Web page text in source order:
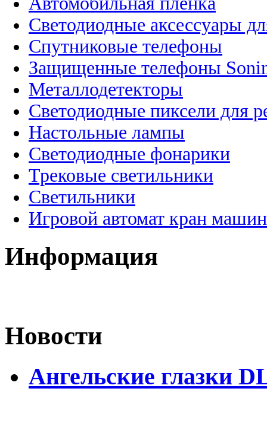
Светодиодные аксессуары
Спутниковые телефоны
Защищенные телефоны
Металлодетекторы
Светодиодные пиксели для
Настольные лампы
Светодиодные фонарики
Трековые светильники
Светильники
Игровой автомат кран
Информация
Новости
Ангельские глазки